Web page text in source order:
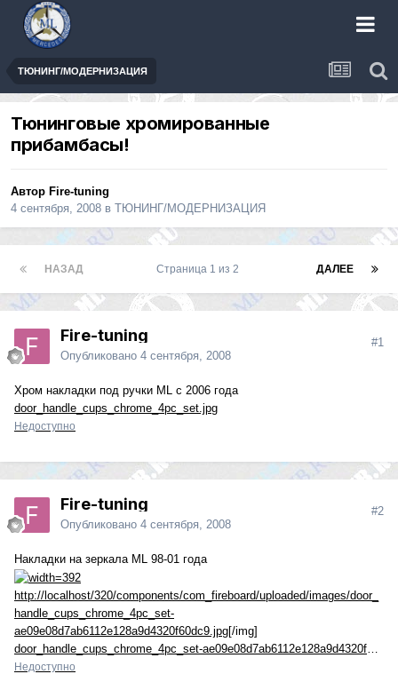
ТЮНИНГ/МОДЕРНИЗАЦИЯ
Тюнинговые хромированные
прибамбасы!
Автор Fire-tuning
4 сентября, 2008 в ТЮНИНГ/МОДЕРНИЗАЦИЯ
НАЗАД ДАЛЕЕ
Страница 1 из 2
Fire-tuning
Опубликовано 4 сентября, 2008
#1
Хром накладки под ручки ML с 2006 года
door_handle_cups_chrome_4pc_set.jpg
Недоступно
Fire-tuning
Опубликовано 4 сентября, 2008
#2
Накладки на зеркала ML 98-01 года
http://localhost/320/components/com_fireboard/uploaded/images/door_
handle_cups_chrome_4pc_set-
ae09e08d7ab6112e128a9d4320f60dc9.jpg[/img]
Недоступно